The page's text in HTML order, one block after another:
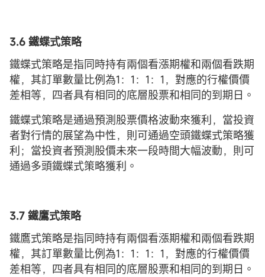
3.6 鐵蝶式策略
鐵蝶式策略是指同時持有兩個看漲期權和兩個看跌期
權，其訂單數量比例為1：1：1：1，對應的行權價價
差相等，四者具有相同的底層股票和相同的到期日。
鐵蝶式策略是通過預測股票價格波動來獲利，當投資
者對行情的展望為中性，則可通過空頭鐵蝶式策略獲
利；當投資者預測股價未來一段時間大幅波動，則可
通過多頭鐵蝶式策略獲利。
3.7 鐵鷹式策略
鐵鷹式策略是指同時持有兩個看漲期權和兩個看跌期
權，其訂單數量比例為1：1：1：1，對應的行權價價
差相等，四者具有相同的底層股票和相同的到期日。